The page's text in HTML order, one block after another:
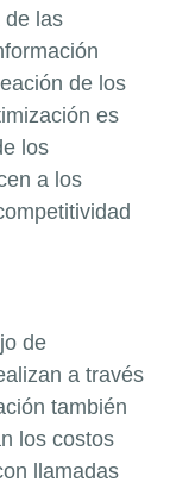
de las
de los
es
los
a los
de
a través
también
los costos
llamadas